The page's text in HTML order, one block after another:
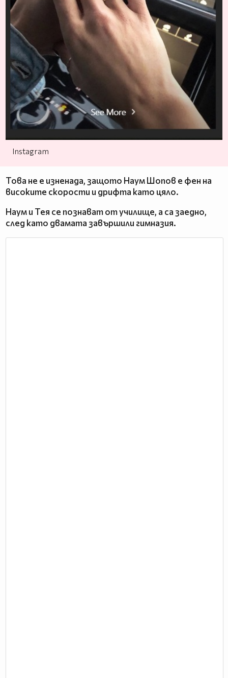
Instagram
Това не е изненада, защото Наум Шопов е фен на
високите скорости и дрифта като цяло.
Наум и Тея се познават от училище, а са заедно,
след като двамата завършили гимназия.